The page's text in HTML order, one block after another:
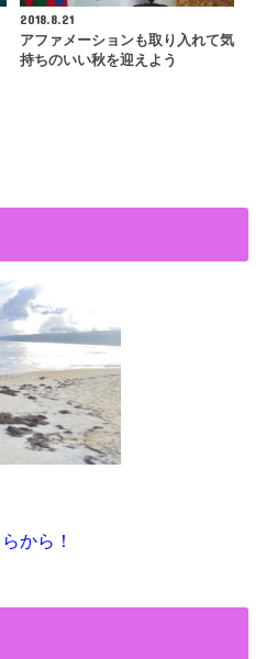
2018.8.21
アファメーションも取り入れて気
持ちのいい秋を迎えよう
から！